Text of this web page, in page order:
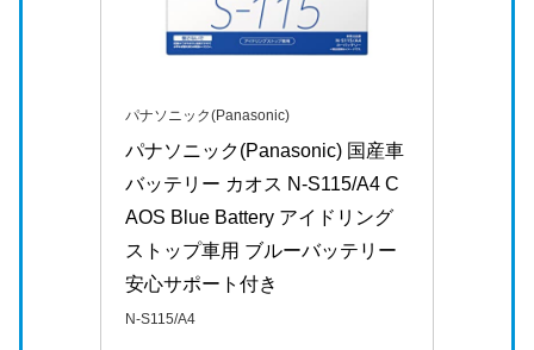
パナソニック(Panasonic)
パナソニック(Panasonic) 国産車
バッテリー カオス N-S115/A4 C
AOS Blue Battery アイドリング
ストップ車用 ブルーバッテリー
安心サポート付き
N-S115/A4